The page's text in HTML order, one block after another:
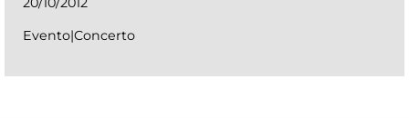
Evento|Concerto